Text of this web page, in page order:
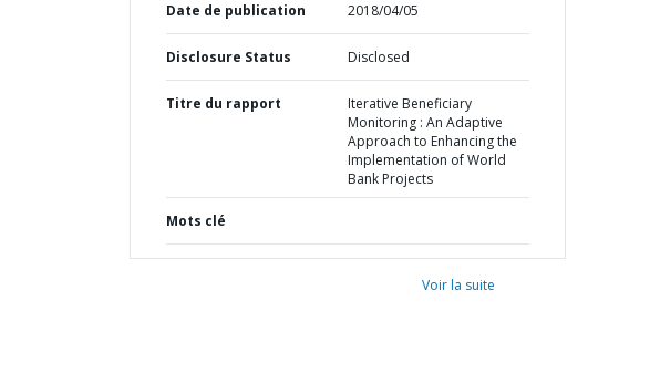
Date de publication 2018/04/05
Disclosure Status Disclosed
Titre du rapport
Iterative Beneficiary
Monitoring : An Adaptive
Approach to Enhancing the
Implementation of World
Bank Projects
Mots clé
Voir la suite